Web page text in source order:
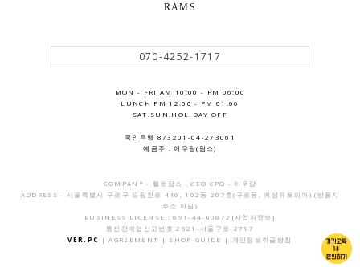
RAMS
070-4252-1717
MON - FRI AM 10:00 - PM 06:00
LUNCH PM 12:00 - PM 01:00
SAT.SUN.HOLIDAY OFF
국민은행 873201-04-273061
예금주 : 이우람(람스)
COMPANY - 헬로람스 . CEO CPO - 이우람
ADDRESS - 서울특별시 구로구 도림천로 446, 102동 207호(구로동, 예성유토피아) (반품지
주소 아님)
BUSINESS LICENSE : 691-44-00872 [사업자정보]
통신판매업신고번호 2021-서울구로-2717
VER.PC
|AGREEMENT | SHOP-GUIDE | 개인정보취급방침